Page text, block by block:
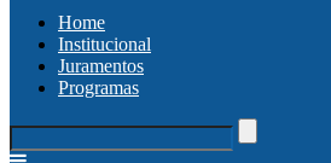
Home
Institucional
Juramentos
Programas